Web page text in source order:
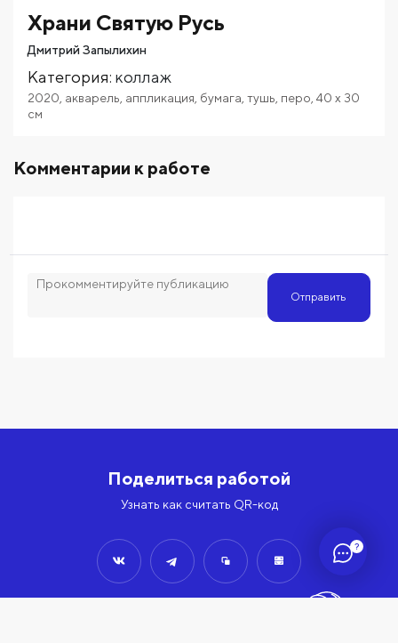
?
Храни Святую Русь
Дмитрий Запылихин
Категория: коллаж
2020 акварель аппликация бумага тушь перо 40 x 30
см
Комментарии к работе
Отправить
Поделиться работой
Узнать как считать QR-код